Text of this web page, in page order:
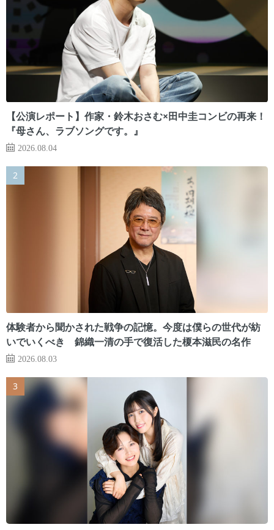
【公演レポート】作家・鈴木おさむ×田中圭コンビの再来！
『母さん、ラブソングです。』
2026.08.04
体験者から聞かされた戦争の記憶。今度は僕らの世代が紡
いでいくべき 錦織一清の手で復活した榎本滋民の名作
2026.08.03